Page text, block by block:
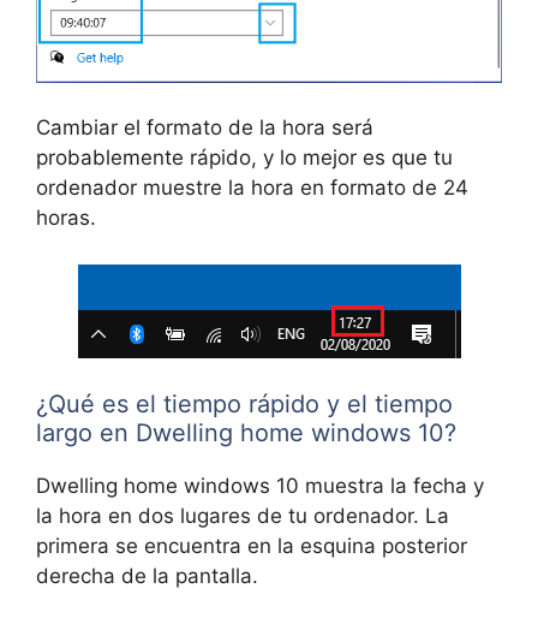
Cambiar el formato de la hora será
probablemente rápido, y lo mejor es que tu
ordenador muestre la hora en formato de 24
horas.
¿Qué es el tiempo rápido y el tiempo
largo en Dwelling home windows 10?
Dwelling home windows 10 muestra la fecha y
la hora en dos lugares de tu ordenador. La
primera se encuentra en la esquina posterior
derecha de la pantalla.